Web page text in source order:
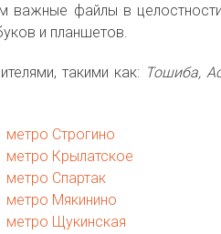
важные файлы в
и планшетов.
такими как: Тошиба,
метро Строгино
метро Крылатское
метро Спартак
метро Мякинино
метро Щукинская